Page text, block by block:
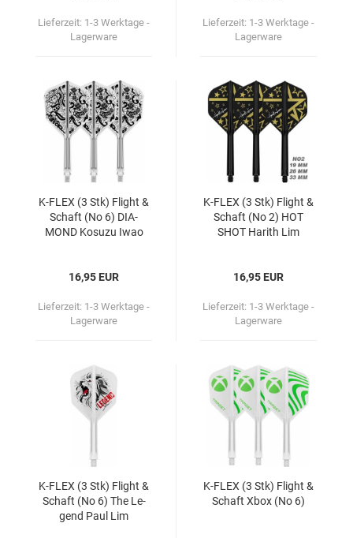
Lieferzeit: 1-3 Werktage -
Lagerware
Lieferzeit: 1-3 Werktage -
Lagerware
K-​FLEX (3 Stk) Flight &
Schaft (No 6) DIA­
MOND Ko­suzu Iwao
16,95 EUR
Lieferzeit: 1-3 Werktage -
Lagerware
K-​FLEX (3 Stk) Flight &
Schaft (No 2) HOT
SHOT Ha­rith Lim
16,95 EUR
Lieferzeit: 1-3 Werktage -
Lagerware
K-​FLEX (3 Stk) Flight &
Schaft (No 6) The Le­
gend Paul Lim
K-​FLEX (3 Stk) Flight &
Schaft Xbox (No 6)